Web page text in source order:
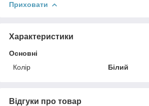
Приховати
Характеристики
Основні
Колір
Білий
Відгуки про товар